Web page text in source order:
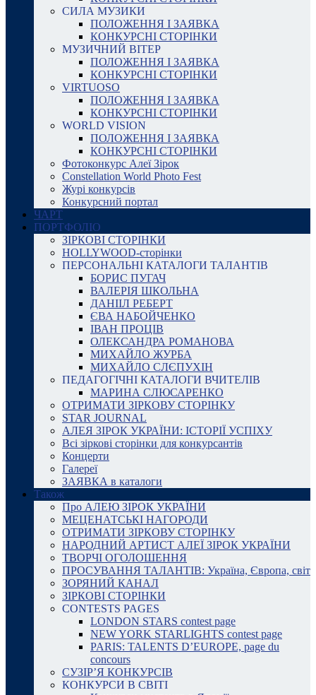
СИЛА МУЗИКИ
ПОЛОЖЕННЯ І ЗАЯВКА
КОНКУРСНІ СТОРІНКИ
МУЗИЧНИЙ ВІТЕР
ПОЛОЖЕННЯ І ЗАЯВКА
КОНКУРСНІ СТОРІНКИ
VIRTUOSO
ПОЛОЖЕННЯ І ЗАЯВКА
КОНКУРСНІ СТОРІНКИ
WORLD VISION
ПОЛОЖЕННЯ І ЗАЯВКА
КОНКУРСНІ СТОРІНКИ
Фотоконкурс Алеї Зірок
Constellation World Photo Fest
Журі конкурсів
Конкурсний портал
ЧАРТ
ПОРТФОЛІО
ЗІРКОВІ СТОРІНКИ
HOLLYWOOD-сторінки
ПЕРСОНАЛЬНІ КАТАЛОГИ ТАЛАНТІВ
БОРИС ПУГАЧ
ВАЛЕРІЯ ШКОЛЬНА
ДАНІІЛ РЕБЕРТ
ЄВА НАБОЙЧЕНКО
ІВАН ПРОЦІВ
ОЛЕКСАНДРА РОМАНОВА
МИХАЙЛО ЖУРБА
МИХАЙЛО СЛЄПУХІН
ПЕДАГОГІЧНІ КАТАЛОГИ ВЧИТЕЛІВ
МАРИНА СЛЮСАРЕНКО
ОТРИМАТИ ЗІРКОВУ СТОРІНКУ
STAR JOURNAL
АЛЕЯ ЗІРОК УКРАЇНИ: ІСТОРІЇ УСПІХУ
Всі зіркові сторінки для конкурсантів
Концерти
Галереї
ЗАЯВКА в каталоги
Також
Про АЛЕЮ ЗІРОК УКРАЇНИ
МЕЦЕНАТСЬКІ НАГОРОДИ
ОТРИМАТИ ЗІРКОВУ СТОРІНКУ
НАРОДНИЙ АРТИСТ АЛЕЇ ЗІРОК УКРАЇНИ
ТВОРЧІ ОГОЛОШЕННЯ
ПРОСУВАННЯ ТАЛАНТІВ: Україна, Європа, світ
ЗОРЯНИЙ КАНАЛ
ЗІРКОВІ СТОРІНКИ
CONTESTS PAGES
LONDON STARS contest page
NEW YORK STARLIGHTS contest page
PARIS: TALENTS D’EUROPE, page du
concours
СУЗІР’Я КОНКУРСІВ
КОНКУРСИ В СВІТІ